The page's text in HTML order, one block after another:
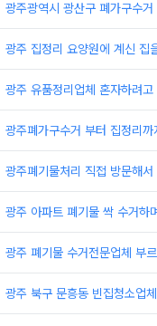
광주광역시 광산구 폐가구수
광주 집정리 요양원에 계신 집
광주 유품정리업체 혼자하려
광주폐가구수거 부터 집정리
광주폐기물처리 직접 방문해
광주 아파트 폐기물 싹 수거하
광주 폐기물 수거전문업체 부
광주 북구 문흥동 빈집청소업